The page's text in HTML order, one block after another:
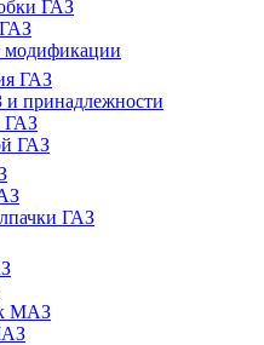
ГАЗ
ГАЗ
и принадлежности
ГАЗ
ГАЗ
ГАЗ
МАЗ